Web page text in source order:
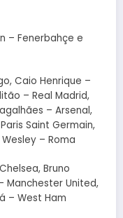
– Fenerbahçe e
Caio Henrique –
– Real Madrid,
– Arsenal,
Saint Germain,
– Roma
Bruno
Manchester United,
– West Ham